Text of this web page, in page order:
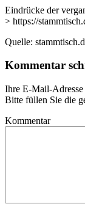
Eindrücke der
> https://
Quelle:
Kommentar
Ihre E-Mail-
Bitte füllen Sie die
Kommentar